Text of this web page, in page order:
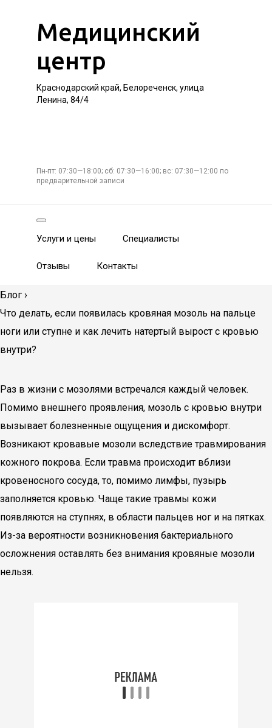
Медицинский
центр
Краснодарский край, Белореченск, улица
Ленина, 84/4
Пн-пт: 07:30—18:00; сб: 07:30—16:00; вс: 07:30—12:00 по
предварительной записи
Услуги и цены Специалисты
Отзывы Контакты
Блог ›
Что делать, если появилась кровяная мозоль на пальце
ноги или ступне и как лечить натертый вырост с кровью
внутри?
Раз в жизни с мозолями встречался каждый человек.
Помимо внешнего проявления, мозоль с кровью внутри
вызывает болезненные ощущения и дискомфорт.
Возникают кровавые мозоли вследствие травмирования
кожного покрова. Если травма происходит вблизи
кровеносного сосуда, то, помимо лимфы, пузырь
заполняется кровью. Чаще такие травмы кожи
появляются на ступнях, в области пальцев ног и на пятках.
Из-за вероятности возникновения бактериального
осложнения оставлять без внимания кровяные мозоли
нельзя.